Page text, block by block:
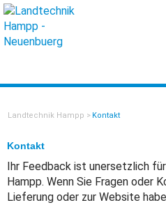
Landtechnik Hampp > Kontakt
Kontakt
Ihr Feedback ist unersetzlich
Hampp. Wenn Sie Fragen oder
Lieferung oder zur Website